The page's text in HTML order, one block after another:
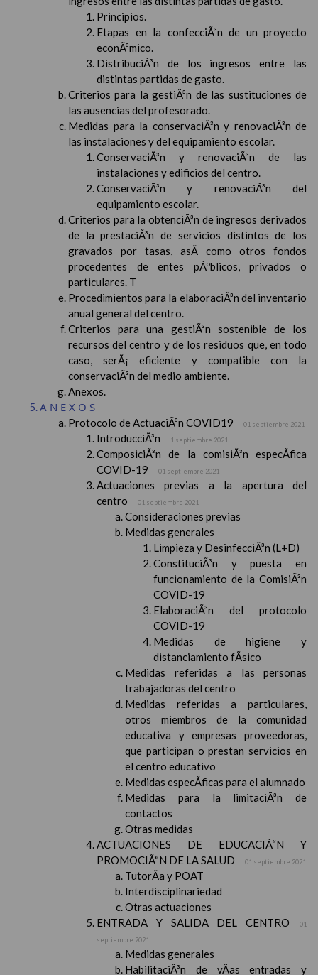
Principios.
Etapas en la confecciÃ³n de un proyecto
econÃ³mico.
DistribuciÃ³n de los ingresos entre las
distintas partidas de gasto.
Criterios para la gestiÃ³n de las sustituciones de
las ausencias del profesorado.
Medidas para la conservaciÃ³n y renovaciÃ³n de
las instalaciones y del equipamiento escolar.
ConservaciÃ³n y renovaciÃ³n de las
instalaciones y edificios del centro.
ConservaciÃ³n y renovaciÃ³n del
equipamiento escolar.
Criterios para la obtenciÃ³n de ingresos derivados
de la prestaciÃ³n de servicios distintos de los
gravados por tasas, asÃ­ como otros fondos
procedentes de entes pÃºblicos, privados o
particulares. T
Procedimientos para la elaboraciÃ³n del inventario
anual general del centro.
Criterios para una gestiÃ³n sostenible de los
recursos del centro y de los residuos que, en todo
caso, serÃ¡ eficiente y compatible con la
conservaciÃ³n del medio ambiente.
Anexos.
ANEXOS
Protocolo de ActuaciÃ³n COVID19 01 septiembre 2021
IntroducciÃ³n 1 septiembre 2021
ComposiciÃ³n de la comisiÃ³n especÃ­fica
COVID-19
01 septiembre 2021
Actuaciones previas a la apertura del
centro
01 septiembre 2021
Consideraciones previas
Medidas generales
Limpieza y DesinfecciÃ³n (L+D)
ConstituciÃ³n y puesta en
funcionamiento de la ComisiÃ³n
COVID-19
ElaboraciÃ³n del protocolo
COVID-19
Medidas de higiene y
distanciamiento fÃ­sico
Medidas referidas a las personas
trabajadoras del centro
Medidas referidas a particulares,
otros miembros de la comunidad
educativa y empresas proveedoras,
que participan o prestan servicios en
el centro educativo
Medidas especÃ­ficas para el alumnado
Medidas para la limitaciÃ³n de
contactos
Otras medidas
ACTUACIONES DE EDUCACIÃ“N Y
PROMOCIÃ“N DE LA SALUD
01 septiembre 2021
TutorÃ­a y POAT
Interdisciplinariedad
Otras actuaciones
ENTRADA Y SALIDA DEL CENTRO
01
septiembre 2021
Medidas generales
HabilitaciÃ³n de vÃ­as entradas y